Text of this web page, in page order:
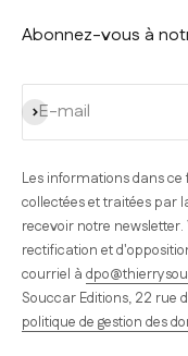
Abonnez-vous à
E-mail
S'inscrire
Les informations dans
collectées et traitées par
recevoir notre newsletter.
rectification et
courriel à
Souccar Editions, 22 rue
politique de gestion des